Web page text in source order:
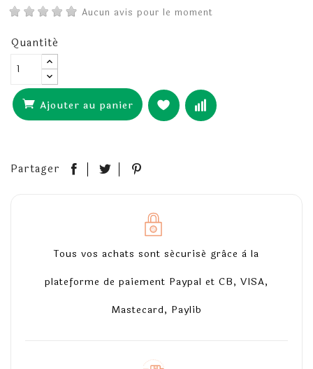
Aucun avis pour le moment
Quantité
Ajouter au panier
Partager
Tous vos achats sont sécurisé grâce à la
plateforme de paiement Paypal et CB, VISA,
Mastecard, Paylib